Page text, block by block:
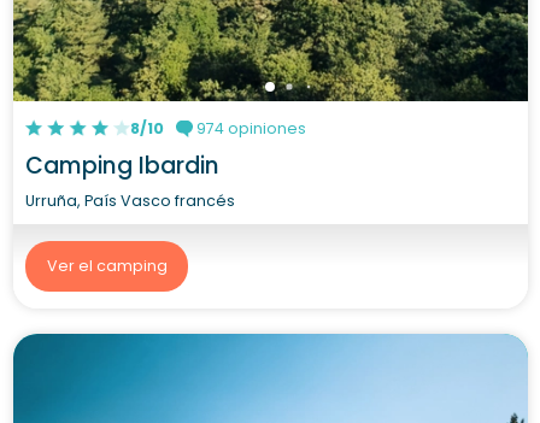
8/10 974 opiniones
Camping Ibardin
Urruña, País Vasco francés
Ver el camping